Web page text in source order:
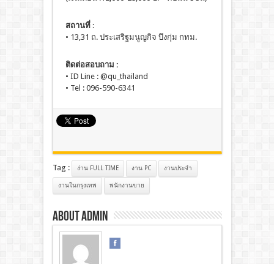
สถานที่ :
• 13,31 ถ. ประเสริฐมนูญกิจ บึงกุ่ม กทม.
ติดต่อสอบถาม :
• ID Line : @qu_thailand
• Tel : 096-590-6341
Tag : ง่าน FULL TIME งาน PC งานประจํา
งานในกรุงเทพ พนักงานขาย
About admin